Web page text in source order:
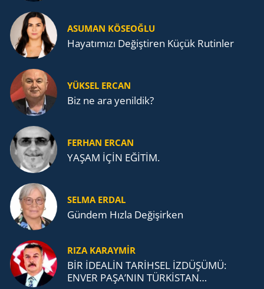
ASUMAN KÖSEOĞLU
Ha­ya­tı­mı­zı De­ğiş­ti­ren Küçük Ru­tin­ler
YÜKSEL ERCAN
Biz ne ara yenildik?
FERHAN ERCAN
YAŞAM İÇİN EĞİTİM.
SELMA ERDAL
Gündem Hızla Değişirken
RIZA KARAYMIR
BİR İDEALİN TARİHSEL İZDÜŞÜMÜ:
ENVER PAŞA’NIN TÜRKİSTAN